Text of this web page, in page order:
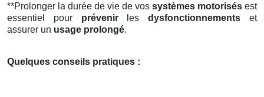
**Prolonger la durée de vie de vos systèmes motorisés est
essentiel pour prévenirlesdysfonctionnements et
assurer un usage prolongé.
Quelques conseils pratiques :